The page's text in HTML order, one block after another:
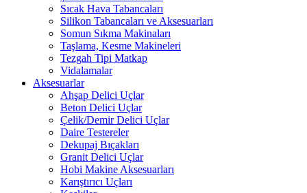
Sıcak Hava Tabancaları
Silikon Tabancaları ve Aksesuarları
Somun Sıkma Makinaları
Taşlama, Kesme Makineleri
Tezgah Tipi Matkap
Vidalamalar
Aksesuarlar
Ahşap Delici Uçlar
Beton Delici Uçlar
Çelik/Demir Delici Uçlar
Daire Testereler
Dekupaj Bıçakları
Granit Delici Uçlar
Hobi Makine Aksesuarları
Karıştırıcı Uçları